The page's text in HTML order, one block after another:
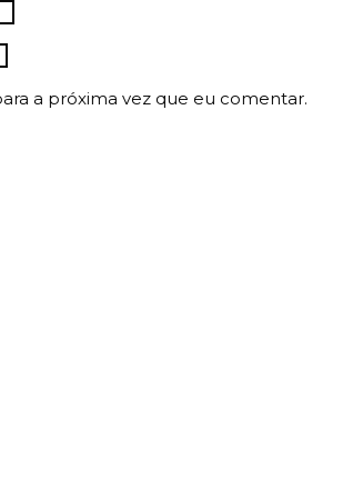
a próxima vez que eu comentar.